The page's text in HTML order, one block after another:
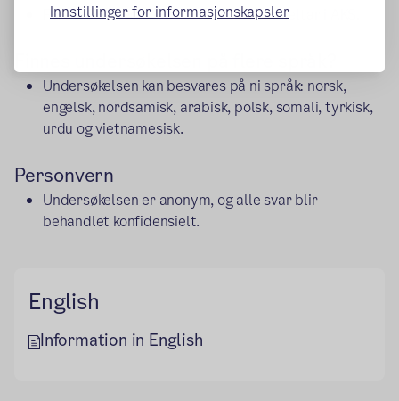
Innstillinger for informasjonskapsler
Foresatte med barn i 5.-7. trinn som deltar i AKS.
Undersøkelsen kan besvares på ni språk: norsk,
engelsk, nordsamisk, arabisk, polsk, somali, tyrkisk,
urdu og vietnamesisk.
Personvern
Undersøkelsen er anonym, og alle svar blir
behandlet konfidensielt.
English
Information in English